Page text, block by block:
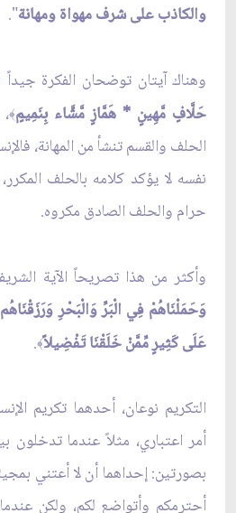
والكاذب على شرف مهواة ومهانة".
وهناك آيتان توضحان الفكرة جيداً
حَلَّافٍ مَّهِينٍ * هَمَّازٍ مَّشَّاء بِنَمِيمٍ﴾
الحلف والقسم تنشأ من المهانة،
نفسه لا يؤكد كلامه بالحلف
حرام والحلف الصادق مكروه.
وأكثر من هذا تصريحاً الآية
وَحَمَلْنَاهُمْ فِي الْبَرِّ وَالْبَحْرِ
عَلَى كَثِيرٍ مِّمَّنْ خَلَقْنَا تَفْضِيلاً﴾.
التكريم نوعان، أحدهما تكريم
أمر اعتباري، مثلاً عندما تدخلون
بصورتين: إحداهما أن لا أعتني
أحترمكم وأتواضع لكم، ولكن